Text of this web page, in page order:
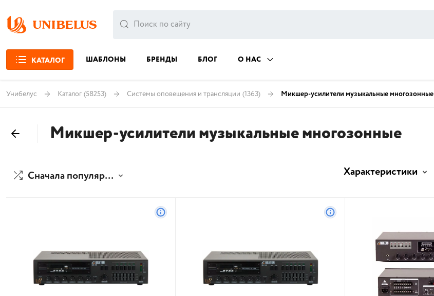
КАТАЛОГ ШАБЛОНЫ БРЕНДЫ БЛОГ О НАС
Унибелус Каталог (58253) Системы оповещения и трансляции (1363) Микшер-усилители музыкальные многозонные
Микшер-усилители музыкальные многозонные
Сначала популярные Характеристики